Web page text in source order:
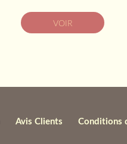
VOIR
Avis Clients Conditions